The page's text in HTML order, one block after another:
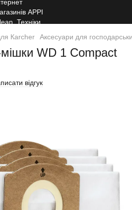
Кarcher Аксесуари для
мішки WD 1 Compact
відгук